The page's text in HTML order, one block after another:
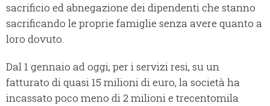
sacrificio ed abnegazione dei dipendenti che stanno
sacrificando le proprie famiglie senza avere quanto a
loro dovuto.
Dal 1 gennaio ad oggi, per i servizi resi, su un
fatturato di quasi 15 milioni di euro, la società ha
incassato poco meno di 2 milioni e trecentomila